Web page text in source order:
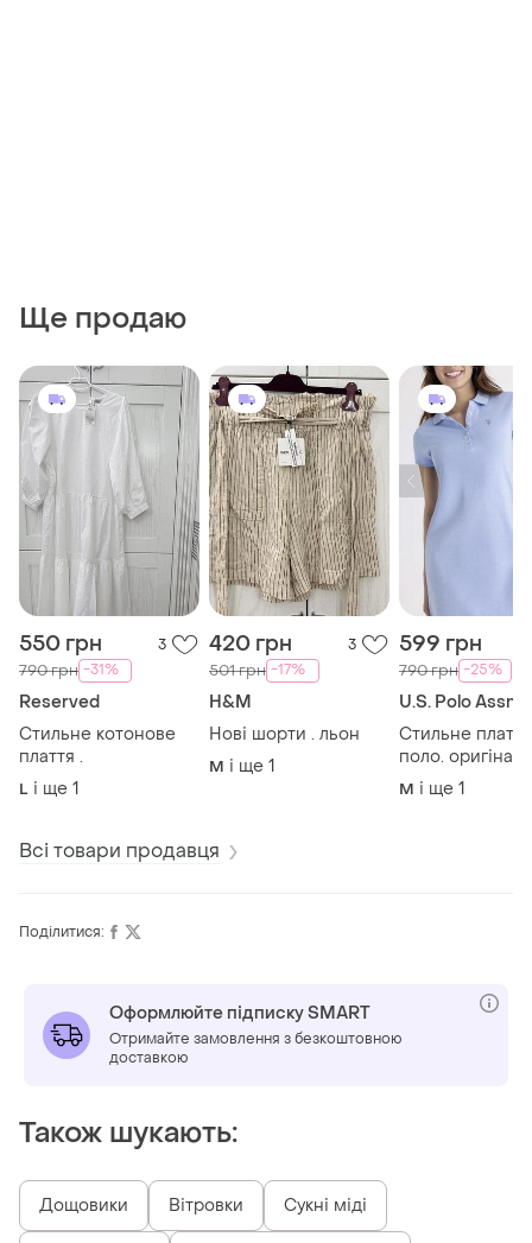
Ще продаю
550 грн 3
790 грн -31%
Reserved
Стильне котонове
плаття .
L і ще 1
420 грн 3
501 грн -17%
H&M
Нові шорти . льон
M і ще 1
599 грн
790 грн -25%
U.S. Polo Assn
Стильне
поло. оригінал
M і ще 1
Всі товари продавця
Поділитися:
Оформлюйте підписку SMART
Отримайте замовлення з безкоштовною
доставкою
Також шукають:
Дощовики Вітровки Сукні міді